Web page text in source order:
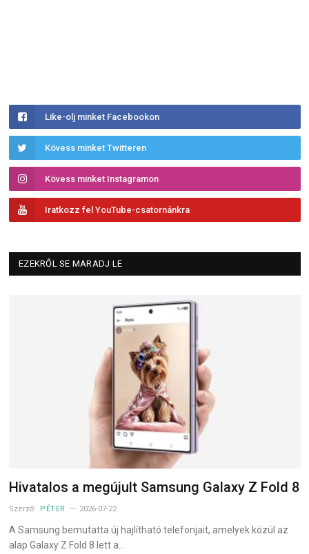
Like-olj minket Facebookon
Kövess minket Twitteren
Kövess minket Instagramon
Iratkozz fel YouTube-csatornánkra
EZEKRŐL SE MARADJ LE
Hivatalos a megújult Samsung Galaxy Z Fold 8
Szerző: PÉTER 2026-07-22
A Samsung bemutatta új hajlítható telefonjait, amelyek közül az
alap Galaxy Z Fold 8 lett a…